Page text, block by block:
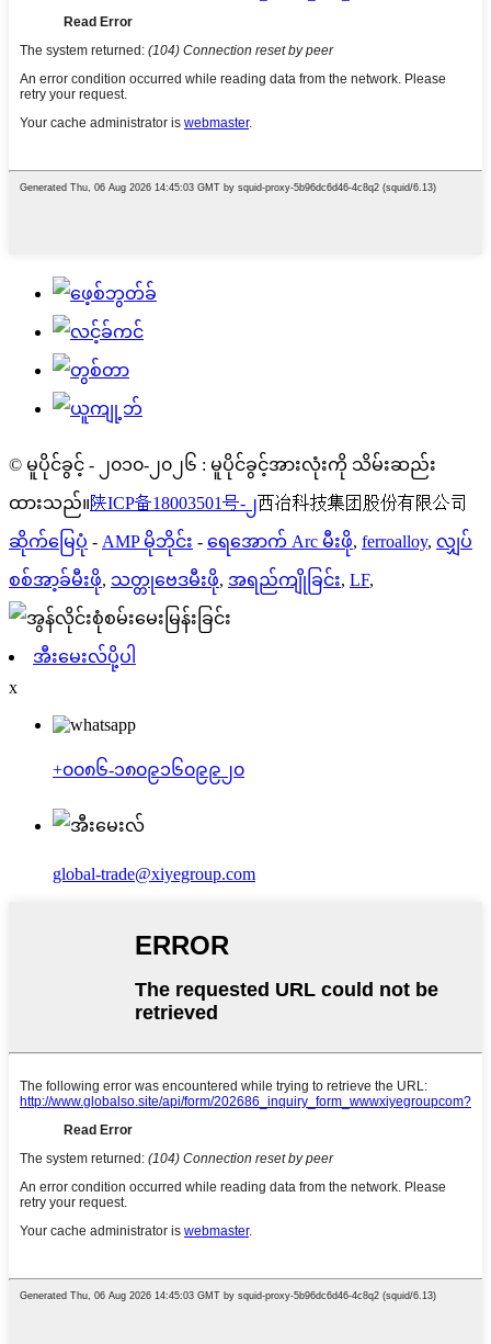
© မူပိုင်ခွင့် - ၂၀၁၀-၂၀၂၆ : မူပိုင်ခွင့်အားလုံးကို သိမ်းဆည်း
ထားသည်။陕ICP备18003501号-၂西冶科技集团股份有限公司
ဆိုက်မြေပုံ - AMP မိုဘိုင်း - ရေအောက် Arc မီးဖို, ferroalloy, လျှပ်
စစ်အာ့ခ်မီးဖို, သတ္တုဗေဒမီးဖို, အရည်ကျိုခြင်း, LF,
အီးမေးလ်ပို့ပါ
x
+၀၀၈၆-၁၈၀၉၁၆၀၉၉၂၀
global-trade@xiyegroup.com